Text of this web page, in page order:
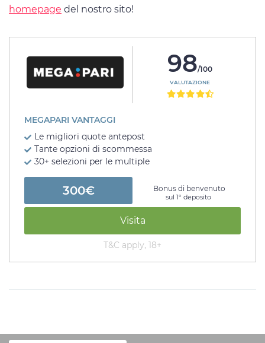
homepage del nostro sito!
98/100
VALUTAZIONE
MEGAPARI VANTAGGI
Le migliori quote antepost
Tante opzioni di scommessa
30+ selezioni per le multiple
300€ Bonus di benvenuto
sul 1° deposito
Visita
T&C apply, 18+